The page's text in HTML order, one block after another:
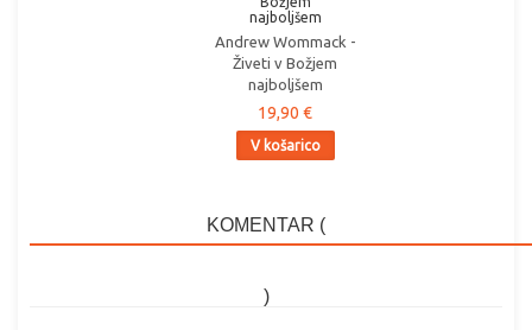
Andrew Wommack -
Živeti v Božjem
najboljšem
19,90 €
V košarico
KOMENTAR (
)